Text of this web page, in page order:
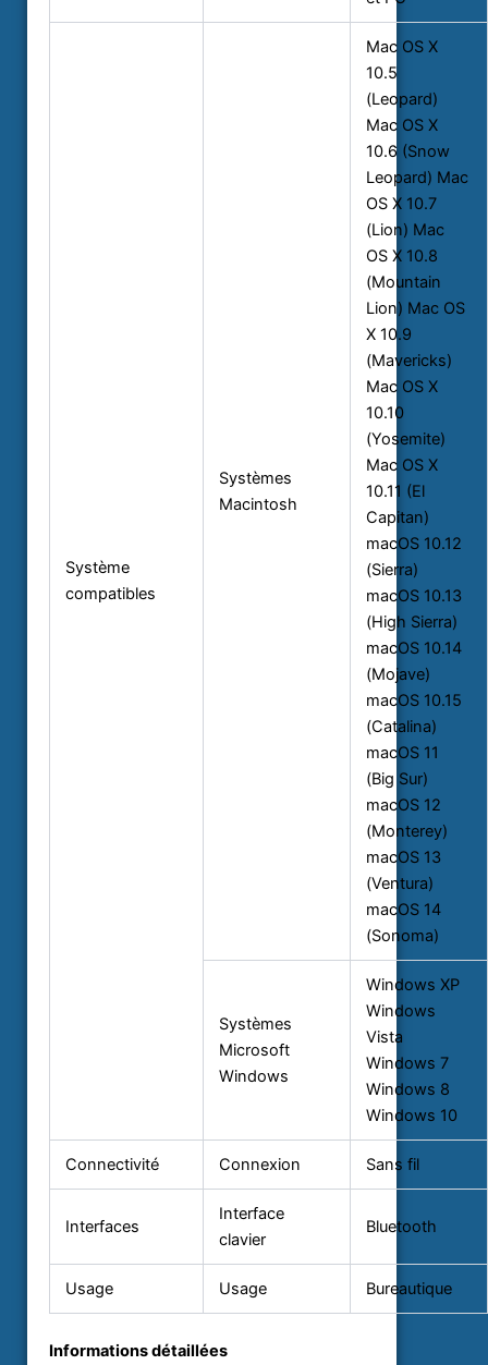
Système
compatibles
Systèmes
Macintosh
Mac OS X
10.5
(Leopard)
Mac OS X
10.6 (Snow
Leopard) Mac
OS X 10.7
(Lion) Mac
OS X 10.8
(Mountain
Lion) Mac OS
X 10.9
(Mavericks)
Mac OS X
10.10
(Yosemite)
Mac OS X
10.11 (El
Capitan)
macOS 10.12
(Sierra)
macOS 10.13
(High Sierra)
macOS 10.14
(Mojave)
macOS 10.15
(Catalina)
macOS 11
(Big Sur)
macOS 12
(Monterey)
macOS 13
(Ventura)
macOS 14
(Sonoma)
Systèmes
Microsoft
Windows
Windows XP
Windows
Vista
Windows 7
Windows 8
Windows 10
Connectivité Connexion Sans fil
Interfaces
Interface
clavier
Bluetooth
Usage Usage Bureautique
Informations détaillées